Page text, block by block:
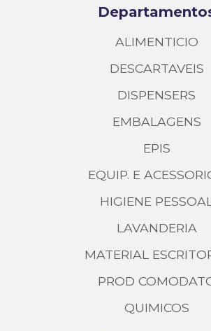
ALIMENTICIO
DESCARTAVEIS
DISPENSERS
EMBALAGENS
EPIS
EQUIP. E
HIGIENE PESSOAL
LAVANDERIA
MATERIAL
PROD
QUIMICOS